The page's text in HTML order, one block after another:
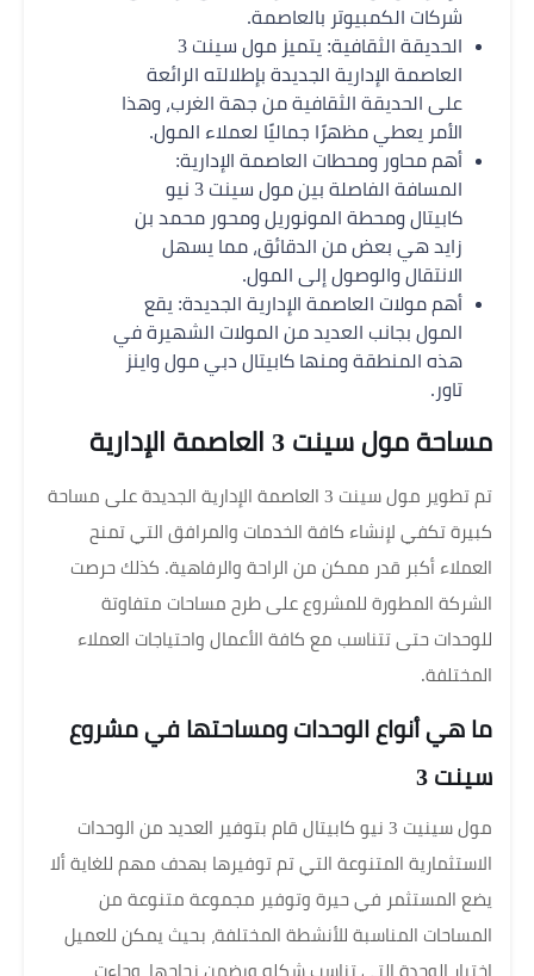
شركات الكمبيوتر بالعاصمة.
الحديقة الثقافية: يتميز مول سينت 3
العاصمة الإدارية الجديدة بإطلالته الرائعة
على الحديقة الثقافية من جهة الغرب، وهذا
الأمر يعطي مظهرًا جماليًا لعملاء المول.
أهم محاور ومحطات العاصمة الإدارية:
المسافة الفاصلة بين مول سينت 3 نيو
كابيتال ومحطة المونوريل ومحور محمد بن
زايد هي بعض من الدقائق، مما يسهل
الانتقال والوصول إلى المول.
أهم مولات العاصمة الإدارية الجديدة: يقع
المول بجانب العديد من المولات الشهيرة في
هذه المنطقة ومنها كابيتال دبي مول واينز
تاور.
مساحة مول سينت 3 العاصمة الإدارية
تم تطوير مول سينت 3 العاصمة الإدارية الجديدة على مساحة
كبيرة تكفي لإنشاء كافة الخدمات والمرافق التي تمنح
العملاء أكبر قدر ممكن من الراحة والرفاهية. كذلك حرصت
الشركة المطورة للمشروع على طرح مساحات متفاوتة
للوحدات حتى تتناسب مع كافة الأعمال واحتياجات العملاء
المختلفة.
ما هي أنواع الوحدات ومساحتها في مشروع
سينت 3
مول سينيت 3 نيو كابيتال قام بتوفير العديد من الوحدات
الاستثمارية المتنوعة التي تم توفيرها بهدف مهم للغاية ألا
يضع المستثمر في حيرة وتوفير مجموعة متنوعة من
المساحات المناسبة للأنشطة المختلفة، بحيث يمكن للعميل
اختيار الوحدة التي تناسب شكله ويضمن نجاحها، وجاءت